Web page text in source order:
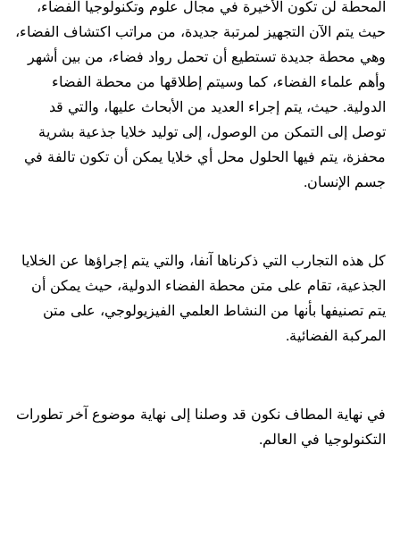
المحطة لن تكون الأخيرة في مجال علوم وتكنولوجيا الفضاء،
حيث يتم الآن التجهيز لمرتبة جديدة، من مراتب اكتشاف الفضاء،
وهي محطة جديدة تستطيع أن تحمل رواد فضاء، من بين أشهر
وأهم علماء الفضاء، كما وسيتم إطلاقها من محطة الفضاء
الدولية. حيث، يتم إجراء العديد من الأبحاث عليها، والتي قد
توصل إلى التمكن من الوصول، إلى توليد خلايا جذعية بشرية
محفزة، يتم فيها الحلول محل أي خلايا يمكن أن تكون تالفة في
جسم الإنسان.
كل هذه التجارب التي ذكرناها آنفا، والتي يتم إجراؤها عن الخلايا
الجذعية، تقام على متن محطة الفضاء الدولية، حيث يمكن أن
يتم تصنيفها بأنها من النشاط العلمي الفيزيولوجي، على متن
المركبة الفضائية.
في نهاية المطاف نكون قد وصلنا إلى نهاية موضوع آخر تطورات
التكنولوجيا في العالم.